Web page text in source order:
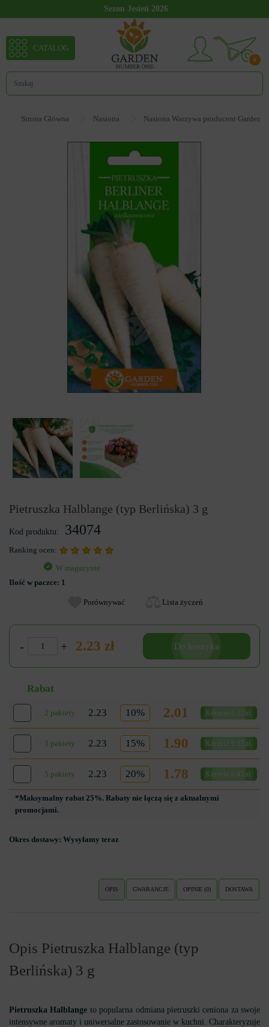
Sezon Jesień 2026
0
CATALOG
Strona Główna Nasiona Nasiona Warzywa producent Garden
Pietruszka Halblange (typ Berlińska) 3 g
Kod produktu: 34074
Ranking ocen:
W magazynie
Ilość w paczce: 1
Porównywać Lista życzeń
- + 2.23 zł Do koszyka
Rabat
2 pakiety 2.23 10% 2.01 Korzyść 0.22 zł.
3 pakiety 2.23 15% 1.90 Korzyść 0.33 zł.
5 pakiety 2.23 20% 1.78 Korzyść 0.45 zł.
*Maksymalny rabat 25%. Rabaty nie łączą się z aktualnymi
promocjami.
Okres dostawy: Wysyłamy teraz
OPIS GWARANCJE OPINIE (0) DOSTAWA
Opis Pietruszka Halblange (typ
Berlińska) 3 g
Pietruszka Halblange to popularna odmiana pietruszki ceniona za swoje
intensywne aromaty i uniwersalne zastosowanie w kuchni. Charakteryzuje